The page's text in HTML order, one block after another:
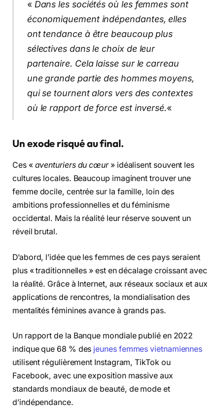
« Dans les sociétés où les femmes sont
économiquement indépendantes, elles
ont tendance à être beaucoup plus
sélectives dans le choix de leur
partenaire. Cela laisse sur le carreau
une grande partie des hommes moyens,
qui se tournent alors vers des contextes
où le rapport de force est inversé.«
Un exode risqué au final.
Ces « aventuriers du cœur» idéalisent souvent les
cultures locales. Beaucoup imaginent trouver une
femme docile, centrée sur la famille, loin des
ambitions professionnelles et du féminisme
occidental. Mais la réalité leur réserve souvent un
réveil brutal.
D’abord, l’idée que les femmes de ces pays seraient
plus « traditionnelles » est en décalage croissant avec
la réalité. Grâce à Internet, aux réseaux sociaux et aux
applications de rencontres, la mondialisation des
mentalités féminines avance à grands pas.
Un rapport de la Banque mondiale publié en 2022
indique que 68 % des jeunes femmes vietnamiennes
utilisent régulièrement Instagram, TikTok ou
Facebook, avec une exposition massive aux
standards mondiaux de beauté, de mode et
d’indépendance.